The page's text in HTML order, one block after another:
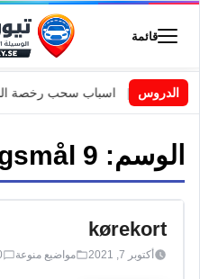
قائمة
الدروس
السويد | اسباب سحب رخصة
الوسم: 9
kørekort
أكتوبر 7, 2021 مواضيع منوعة